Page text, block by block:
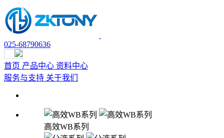
025-68790636
首页 产品中心 资料中心
服务与支持 关于我们
高效WB系列